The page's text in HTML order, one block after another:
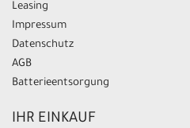
Leasing
Impressum
Datenschutz
AGB
Batterieentsorgung
IHR EINKAUF